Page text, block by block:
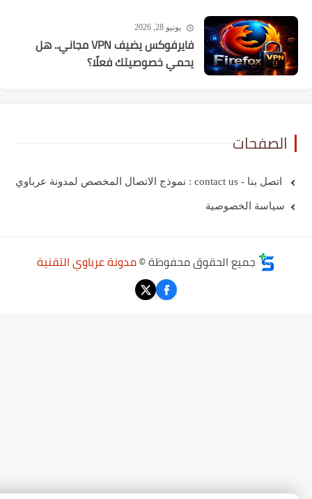
يونيو 28, 2026
فايرفوكس يضيف VPN مجاني.. هل
يحمي خصوصيتك فعلًا؟
الصفحات
اتصل بنا - contact us : نموذج الاتصال المخصص لمدونة عرباوي
سياسة الخصوصية
جميع الحقوق محفوظة ©مدونة عرباوي التقنية